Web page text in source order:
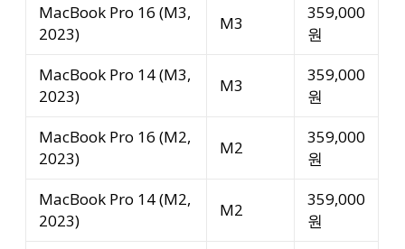
MacBook Pro 16 (M3,
2023)
M3
359,000
원
MacBook Pro 14 (M3,
2023)
M3
359,000
원
MacBook Pro 16 (M2,
2023)
M2
359,000
원
MacBook Pro 14 (M2,
2023)
M2
359,000
원